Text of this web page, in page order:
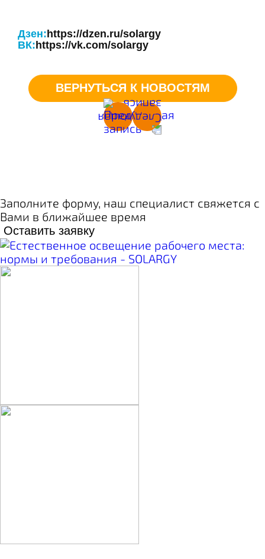
Дзен: https://dzen.ru/solargy
ВК: https://vk.com/solargy
ВЕРНУТЬСЯ К НОВОСТЯМ
Заполните форму, наш специалист свяжется с
Вами в ближайшее время
Оставить заявку